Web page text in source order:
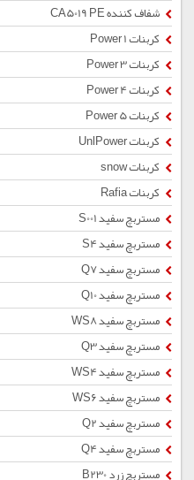
شفاف کننده CA5019 PE
کربنات Power 1
کربنات Power 3
کربنات Power 4
کربنات Power 5
کربنات UnlPower
کربنات snow
کربنات Rafia
مستربچ سفید S001
مستربچ سفید S4
مستربچ سفید Q7
مستربچ سفید Q10
مستربچ سفید WS8
مستربچ سفید Q3
مستربچ سفید WS4
مستربچ سفید WS6
مستربچ سفید Q2
مستربچ سفید Q4
مستربچ زرد B230